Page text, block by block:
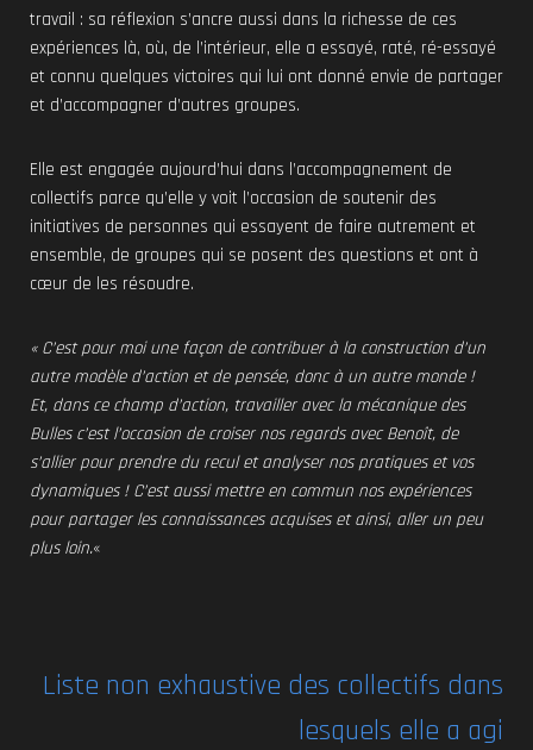
travail : sa réflexion s’ancre aussi dans la richesse de ces
expériences là, où, de l’intérieur, elle a essayé, raté, ré-essayé
et connu quelques victoires qui lui ont donné envie de partager
et d’accompagner d’autres groupes.
Elle est engagée aujourd’hui dans l’accompagnement de
collectifs parce qu’elle y voit l’occasion de soutenir des
initiatives de personnes qui essayent de faire autrement et
ensemble, de groupes qui se posent des questions et ont à
cœur de les résoudre.
« C’est pour moi une façon de contribuer à la construction d’un
autre modèle d’action et de pensée, donc à un autre monde !
Et, dans ce champ d’action, travailler avec la mécanique des
Bulles c’est l’occasion de croiser nos regards avec Benoît, de
s’allier pour prendre du recul et analyser nos pratiques et vos
dynamiques ! C’est aussi mettre en commun nos expériences
pour partager les connaissances acquises et ainsi, aller un peu
plus loin.«
Liste non exhaustive des collectifs dans
lesquels elle a agi